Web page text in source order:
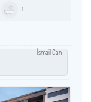
1
İsmail Can